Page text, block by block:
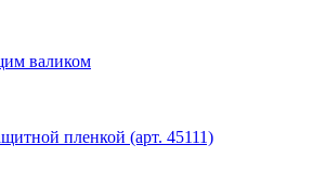
валиком
пленкой (арт. 45111)